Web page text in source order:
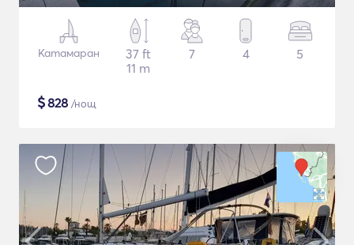
Катамаран
37 ft
11 m
7 4 5
$828 /нощ